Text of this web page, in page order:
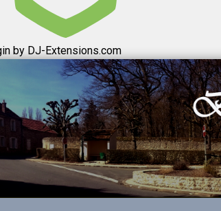
by DJ-Extensions.com